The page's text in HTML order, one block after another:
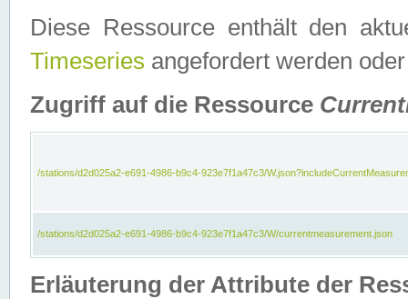
Diese Ressource enthält den
Timeseries angefordert werden
Zugriff auf die Ressource
/stations/d2d025a2-e691-4986-b9c4-923e7f1a47c3/
/stations/d2d025a2-e691-4986-b9c4-923e7f1a47c3/W/currentmeasurement.json
Erläuterung der Attribute der